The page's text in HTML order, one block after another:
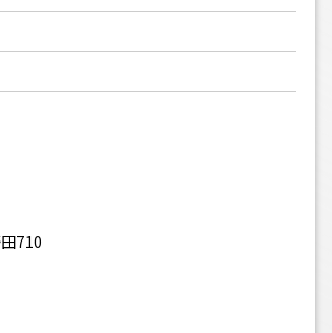
710